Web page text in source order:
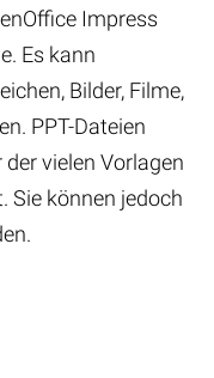
Impress
Es kann
Bilder, Filme,
PPT-Dateien
vielen Vorlagen
Sie können jedoch